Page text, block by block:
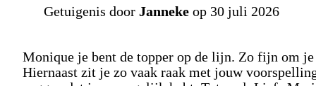
Getuigenis door Janneke op 30 juli 2026
Monique je bent de topper op de lijn. Zo fijn om
Hiernaast zit je zo vaak raak met jouw